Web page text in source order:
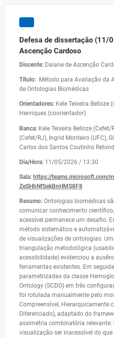
Defesa de dissertação (11/
Ascenção Cardoso
Discente: Daiane de Ascenção
Título: Método para Avaliação da
de Ontologias Biomédicas
Orientadores: Kele Teixeira Belloze
Henriques (coorientador)
Banca: Kele Teixeira Belloze
(Cefet/RJ), Ingrid Monteiro (UFC),
Carlos dos Santos Coutinho
Dia/Hora: 11/05/2026 / 13:30
Sala: https://teams.microsoft.com/
ZeSHhNfSekBnHMS8F8
Resumo: Ontologias biomédicas
comunicar conhecimento
acessível permanece um desafio.
método sistemático e
de visualizações de ontologias.
triangulação metodológica
acessibilidade) evidenciou a
ferramentas existentes. Em
parametrizadas da classe
Ontology (SCDO) em três
foi rotulada manualmente pelo
Compreensível, Hierarquicamente
Diferenciado), adaptado do
assimetria combinatória
visualização ser inacessível do